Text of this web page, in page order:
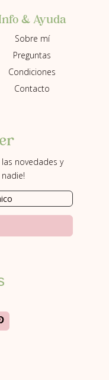
& Ayuda
Sobre mí
Preguntas
Condiciones
Contacto
novedades y